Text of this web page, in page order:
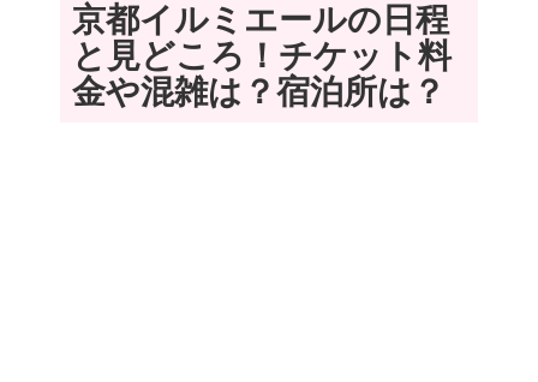
京都イルミエールの日程
と見どころ！チケット料
金や混雑は？宿泊所は？